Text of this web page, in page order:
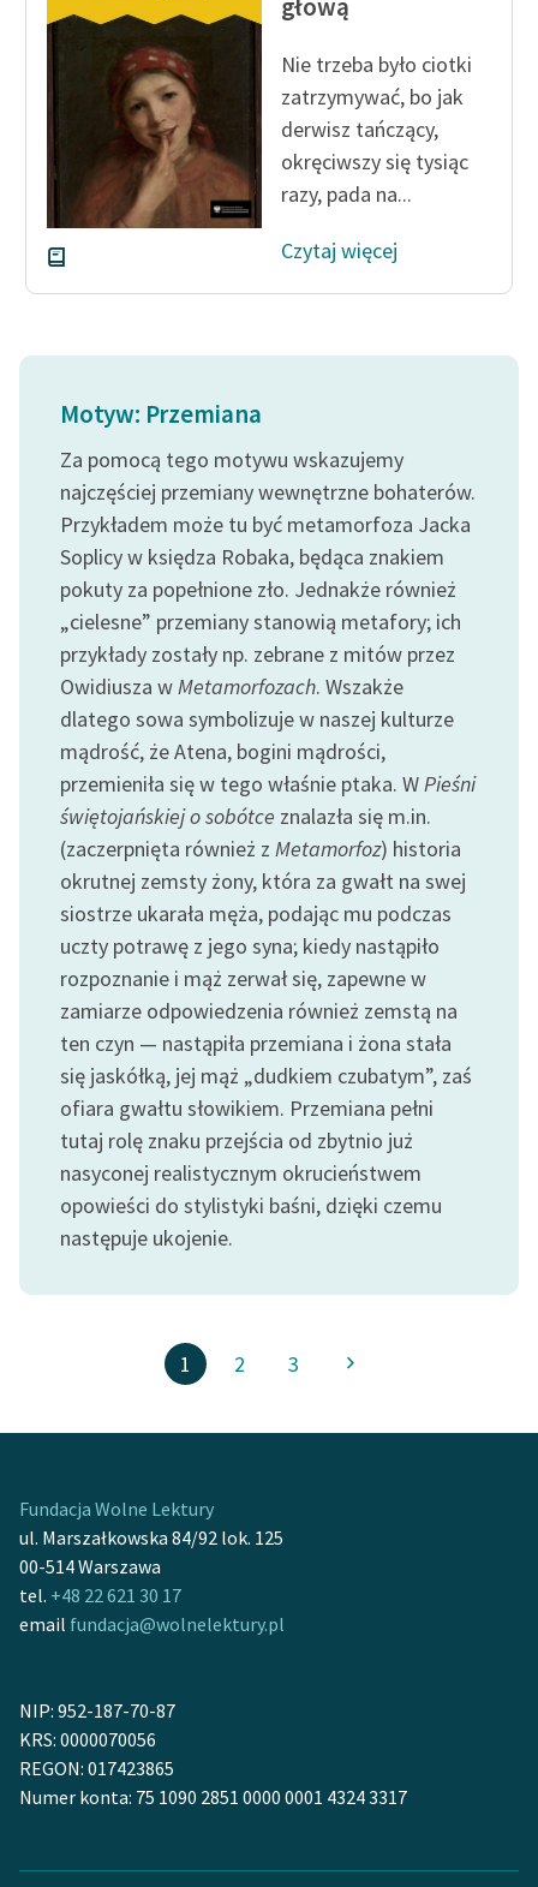
głową
Nie trzeba było ciotki
zatrzymywać, bo jak
derwisz tańczący,
okręciwszy się tysiąc
razy, pada na...
Czytaj więcej
Motyw: Przemiana
Za pomocą tego motywu wskazujemy
najczęściej przemiany wewnętrzne bohaterów.
Przykładem może tu być metamorfoza Jacka
Soplicy w księdza Robaka, będąca znakiem
pokuty za popełnione zło. Jednakże również
„cielesne” przemiany stanowią metafory; ich
przykłady zostały np. zebrane z mitów przez
Owidiusza wMetamorfozach. Wszakże
dlatego sowa symbolizuje w naszej kulturze
mądrość, że Atena, bogini mądrości,
przemieniła się w tego właśnie ptaka. WPieśni
świętojańskiej o sobótce znalazła się m.in.
(zaczerpnięta również z Metamorfoz) historia
okrutnej zemsty żony, która za gwałt na swej
siostrze ukarała męża, podając mu podczas
uczty potrawę z jego syna; kiedy nastąpiło
rozpoznanie i mąż zerwał się, zapewne w
zamiarze odpowiedzenia również zemstą na
ten czyn — nastąpiła przemiana i żona stała
się jaskółką, jej mąż „dudkiem czubatym”, zaś
ofiara gwałtu słowikiem. Przemiana pełni
tutaj rolę znaku przejścia od zbytnio już
nasyconej realistycznym okrucieństwem
opowieści do stylistyki baśni, dzięki czemu
następuje ukojenie.
1 2 3
Fundacja Wolne Lektury
ul. Marszałkowska 84/92 lok. 125
00-514 Warszawa
tel. +48 22 621 30 17
email fundacja@wolnelektury.pl
NIP: 952-187-70-87
KRS: 0000070056
REGON: 017423865
Numer konta: 75 1090 2851 0000 0001 4324 3317